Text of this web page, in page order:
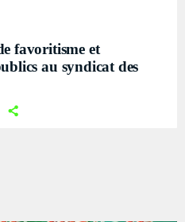
favoritisme et
au syndicat des